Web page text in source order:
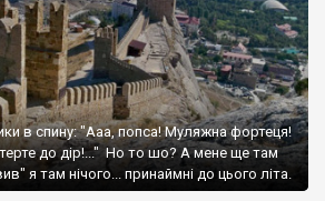
в спину: "Ааа, попса! Муляжна фортеця!
до дір!..." Но то шо? А мене ще там
я там нічого... принаймні до цього літа.